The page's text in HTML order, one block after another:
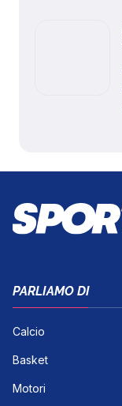
PARLIAMO DI
Calcio
Basket
Motori